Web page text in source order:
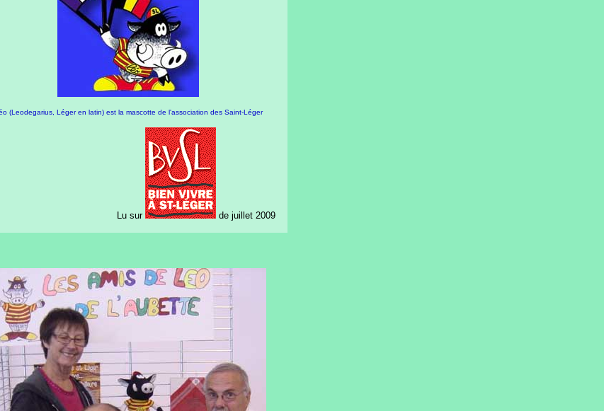
(Leodegarius, Léger en latin) est la mascotte de l'association des Saint-Léger
Lu sur de juillet 2009